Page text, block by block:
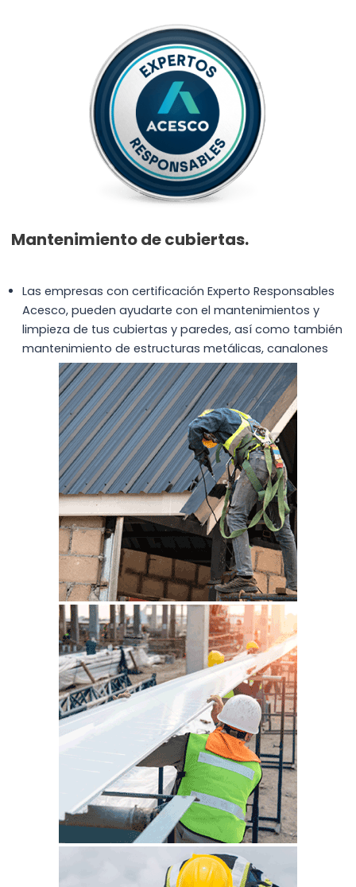
Mantenimiento de cubiertas.
Las empresas con certificación Experto Responsables
Acesco, pueden ayudarte con el mantenimientos y
limpieza de tus cubiertas y paredes, así como también
mantenimiento de estructuras metálicas, canalones